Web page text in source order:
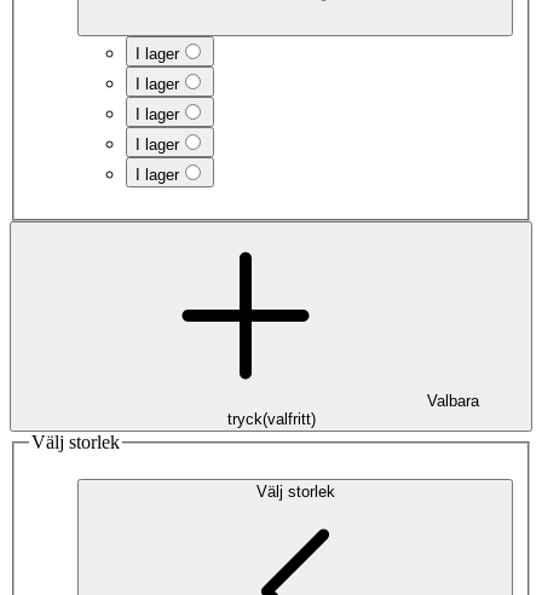
I lager
I lager
I lager
I lager
I lager
Valbara
tryck(valfritt)
Välj storlek
Välj storlek